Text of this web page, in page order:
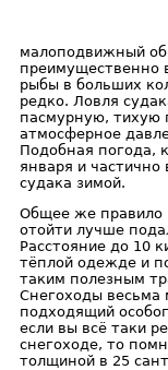
малоподвижный
преимущественно
рыбы в больших
редко. Ловля
пасмурную, тихую
атмосферное
Подобная погода,
января и
судака зимой.
Общее же правило
отойти лучше
Расстояние до 10
тёплой одежде и
таким полезным
Снегоходы весьма
подходящий
если вы всё таки
снегоходе, то
толщиной в 25